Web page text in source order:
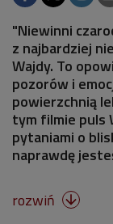
"Niewinni
z najbardziej
Wajdy. To
pozorów i
powierzchnią
tym filmie puls
pytaniami o
naprawdę
rozwiń 